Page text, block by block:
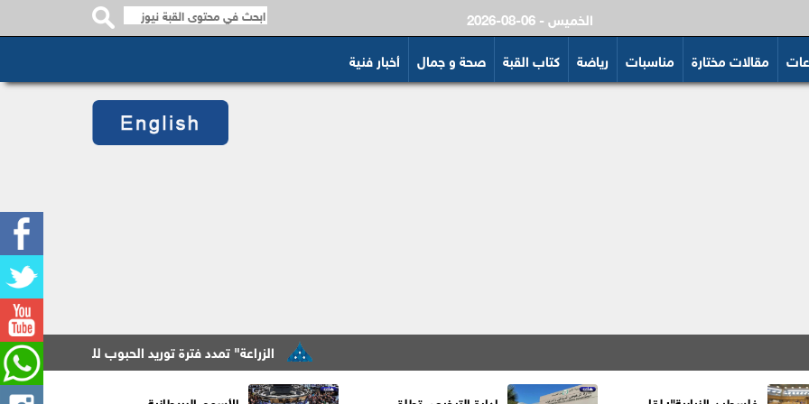
2026-08-06 - الخميس
مقالات مختارة مناسبات رياضة كتاب القبة صحة و جمال أخبار فنية
الزراعة" تمدد فترة توريد الحبوب للصوامع ومراكز الاستلام حتى